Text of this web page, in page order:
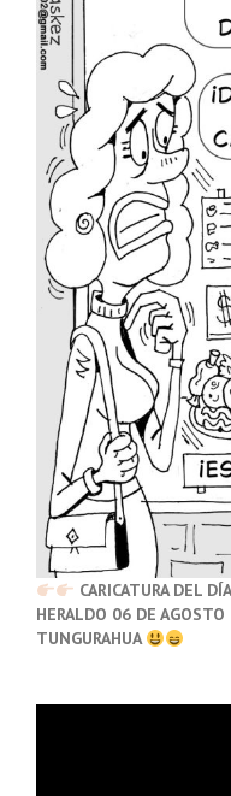
CARICATURA DEL
HERALDO 06 DE
TUNGURAHUA